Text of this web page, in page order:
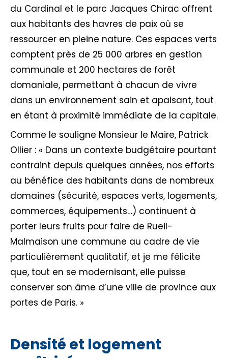
du Cardinal et le parc Jacques Chirac offrent
aux habitants des havres de paix où se
ressourcer en pleine nature. Ces espaces verts
comptent près de 25 000 arbres en gestion
communale et 200 hectares de forêt
domaniale, permettant à chacun de vivre
dans un environnement sain et apaisant, tout
en étant à proximité immédiate de la capitale.
Comme le souligne Monsieur le Maire, Patrick
Ollier : « Dans un contexte budgétaire pourtant
contraint depuis quelques années, nos efforts
au bénéfice des habitants dans de nombreux
domaines (sécurité, espaces verts, logements,
commerces, équipements…) continuent à
porter leurs fruits pour faire de Rueil-
Malmaison une commune au cadre de vie
particulièrement qualitatif, et je me félicite
que, tout en se modernisant, elle puisse
conserver son âme d’une ville de province aux
portes de Paris. »
Densité et logement